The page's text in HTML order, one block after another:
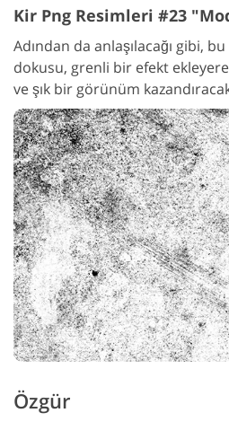
Kir Png Resimleri #23
Adından da anlaşılacağı gibi,
dokusu, grenli bir efekt
ve şık bir görünüm
Özgür